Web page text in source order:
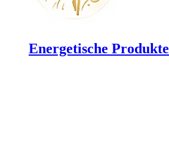
Energetische Produkte